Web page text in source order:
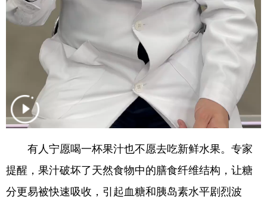
健康
多语种频道
English Español Français
Русский язык 日本語 한국어
Deutsch Português
有人宁愿喝一杯果汁也不愿去吃新鲜水果。专家
提醒，果汁破坏了天然食物中的膳食纤维结构，让糖
分更易被快速吸收，引起血糖和胰岛素水平剧烈波